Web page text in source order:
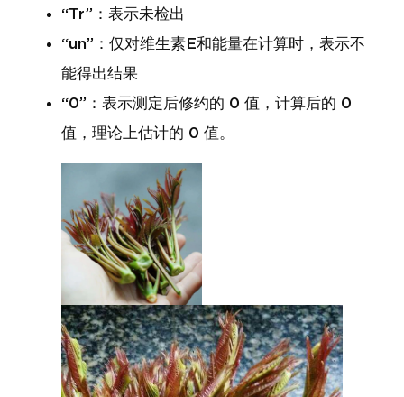
“Tr”：表示未检出
“un”：仅对维生素E和能量在计算时，表示不
能得出结果
“0”：表示测定后修约的 0 值，计算后的 0
值，理论上估计的 0 值。